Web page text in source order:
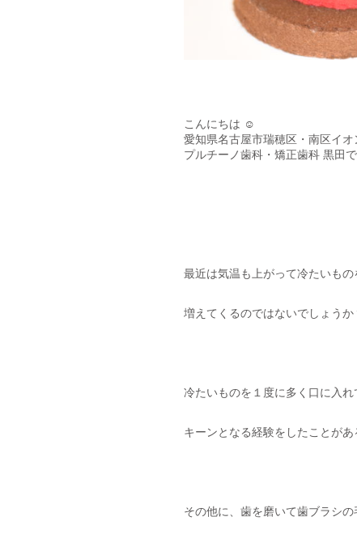
こんにちは ☺
愛知県名古屋市瑞穂区・南区イ
プルチーノ歯科・矯正歯科 黒田で
最近は気温も上がって冷たいも
増えてくるのではないでしょう
冷たいものを１度に多く口に入れ
キーンとなる経験をしたことがあ
その他に、歯を磨いて歯ブラシの